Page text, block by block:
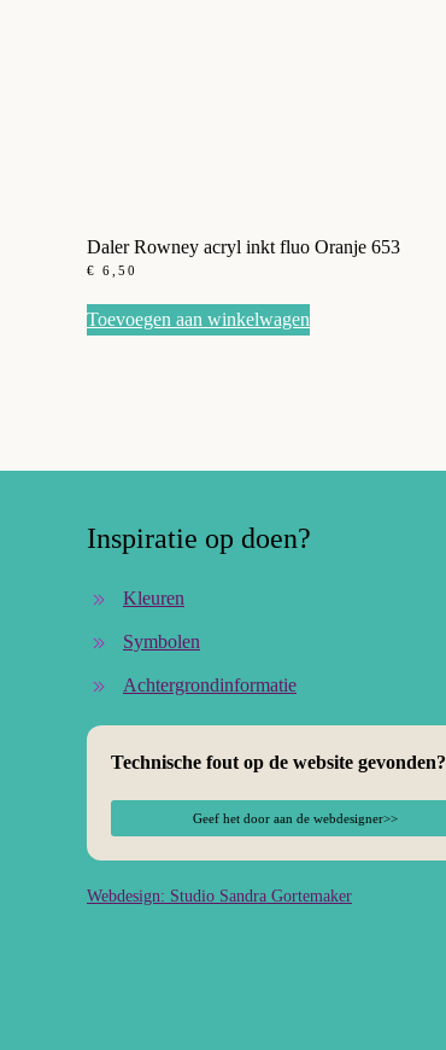
Daler Rowney acryl inkt fluo Oranje 653
€ 6,50
Toevoegen aan winkelwagen
Inspiratie op doen?
Kleuren
Symbolen
Achtergrondinformatie
Technische fout op de website gevonden?
Geef het door aan de webdesigner>>
Webdesign: Studio Sandra Gortemaker